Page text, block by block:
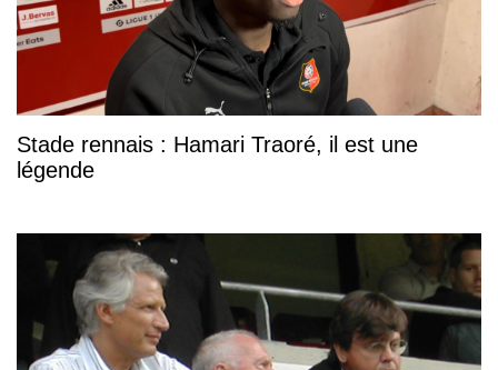
Stade rennais : Hamari Traoré, il est une
légende